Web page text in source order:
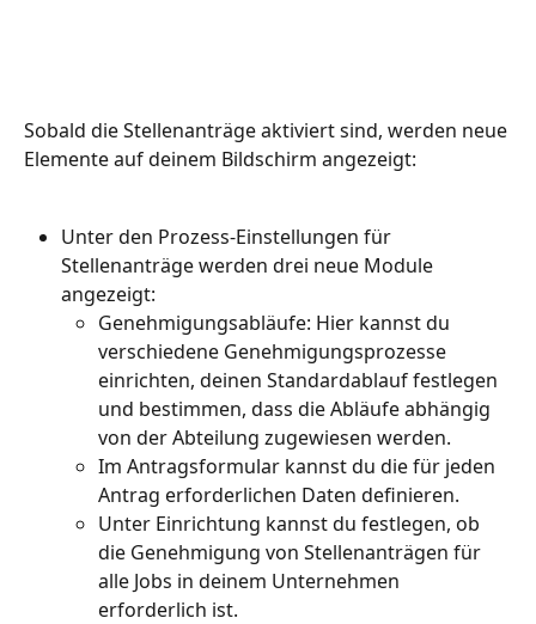
Sobald die Stellenanträge aktiviert sind, werden neue
Elemente auf deinem Bildschirm angezeigt:
Unter den Prozess-Einstellungen für
Stellenanträge werden drei neue Module
angezeigt:
Genehmigungsabläufe: Hier kannst du
verschiedene Genehmigungsprozesse
einrichten, deinen Standardablauf festlegen
und bestimmen, dass die Abläufe abhängig
von der Abteilung zugewiesen werden.
Im Antragsformular kannst du die für jeden
Antrag erforderlichen Daten definieren.
Unter Einrichtung kannst du festlegen, ob
die Genehmigung von Stellenanträgen für
alle Jobs in deinem Unternehmen
erforderlich ist.